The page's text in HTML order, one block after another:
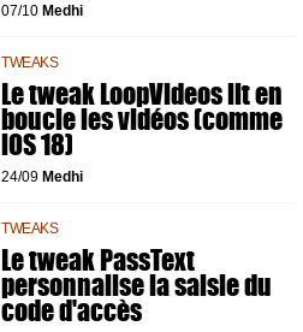
07/10 Medhi
TWEAKS
Le tweak LoopVideos lit en
boucle les vidéos (comme
iOS 18)
24/09 Medhi
TWEAKS
Le tweak PassText
personnalise la saisie du
code d'accès